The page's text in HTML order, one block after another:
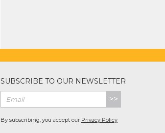
SUBSCRIBE TO OUR NEWSLETTER
>>
By subscribing, you accept our Privacy Policy